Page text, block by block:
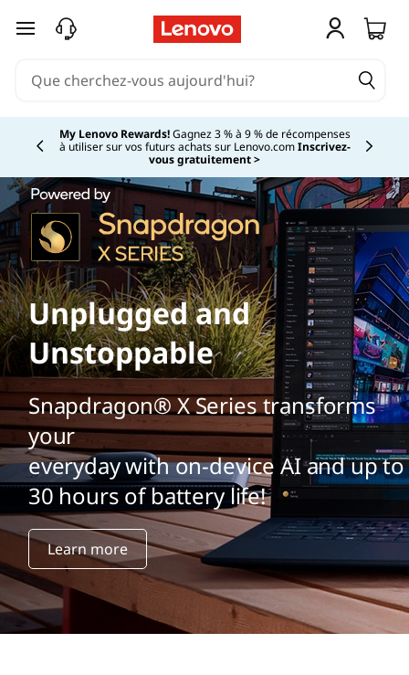
passer au contenu principal
My Lenovo Rewards!Gagnez 3 % à 9 % de récompenses
à utiliser sur vos futurs achats sur Lenovo.comInscrivez-
vous gratuitement >Currently displaying item 2 of
Unplugged and
Unstoppable
Snapdragon® X Series transforms
your
everyday with on-device AI and up to
30 hours of battery life!
Learn more